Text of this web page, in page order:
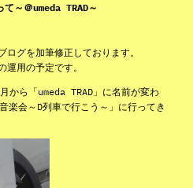
～＠umeda TRAD～
グを加筆修正しております。
用の予定です。
から「umeda TRAD」に名前が変わ
楽会～D列車で行こう～」に行ってき